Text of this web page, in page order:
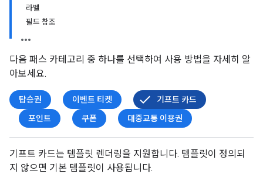
라벨
필드 참조
다음 패스 카테고리 중 하나를 선택하여 사용 방법을 자세히 알
아보세요.
탑승권 이벤트 티켓
기프트 카드
포인트
쿠폰 대중교통 이용권
기프트 카드는 템플릿 렌더링을 지원합니다. 템플릿이 정의되
지 않으면 기본 템플릿이 사용됩니다.